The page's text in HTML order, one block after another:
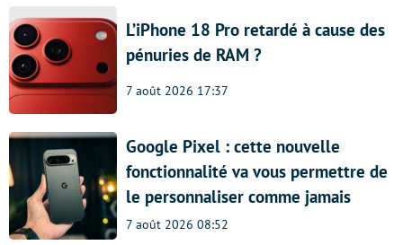
L’iPhone 18 Pro retardé à cause des
pénuries de RAM ?
7 août 2026 17:37
Google Pixel : cette nouvelle
fonctionnalité va vous permettre de
le personnaliser comme jamais
7 août 2026 08:52